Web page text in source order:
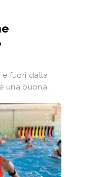
e fuori dalla
una buona…